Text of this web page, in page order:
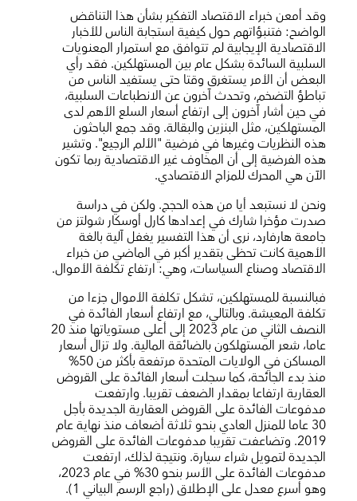
وقد أمعن خبراء الاقتصاد التفكير بشأن هذا التناقض
الواضح: فتنبؤاتهم حول كيفية استجابة الناس للأخبار
الاقتصادية الإيجابية لم تتوافق مع استمرار المعنويات
السلبية السائدة بشكل عام بين المستهلكين. فقد رأي
البعض أن الأمر يستغرق وقتا حتى يستفيد الناس من
تباطؤ التضخم، وتحدث آخرون عن الانطباعات السلبية،
في حين أشار آخرون إلى ارتفاع أسعار السلع الأهم لدى
المستهلكين، مثل البنزين والبقالة. وقد جمع الباحثون
هذه النظريات وغيرها في فرضية "الألم الرجيع". وتشير
هذه الفرضية إلى أن المخاوف غير الاقتصادية ربما تكون
الآن هي المحرك للمزاج الاقتصادي.
ونحن لا نستبعد أيا من هذه الحجج. ولكن في دراسة
صدرت مؤخرا شارك في إعدادها كارل أوسكار شولتز من
جامعة هارفارد، نرى أن هذا التفسير يغفل آلية بالغة
الأهمية كانت تحظى بتقدير أكبر في الماضي من خبراء
الاقتصاد وصناع السياسات، وهي: ارتفاع تكلفة الأموال.
فبالنسبة للمستهلكين، تشكل تكلفة الأموال جزءا من
تكلفة المعيشة. وبالتالي، مع ارتفاع أسعار الفائدة في
النصف الثاني من عام 2023 إلى أعلى مستوياتها منذ 20
عاما، شعر المستهلكون بالضائقة المالية. ولا تزال أسعار
المساكن في الولايات المتحدة مرتفعة بأكثر من 50%
منذ بدء الجائحة، كما سجلت أسعار الفائدة على القروض
العقارية ارتفاعا بمقدار الضعف تقريبا. وارتفعت
مدفوعات الفائدة على القروض العقارية الجديدة بأجل
30 عاما للمنزل العادي بنحو ثلاثة أضعاف منذ نهاية عام
2019. وتضاعفت تقريبا مدفوعات الفائدة على القروض
الجديدة لتمويل شراء سيارة. ونتيجة لذلك، ارتفعت
مدفوعات الفائدة على الأسر بنحو 30% في عام 2023،
وهو أسرع معدل على الإطلاق (راجع الرسم البياني 1).